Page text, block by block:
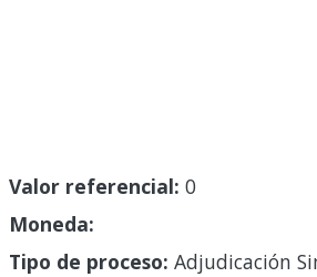
Valor referencial: 0
Moneda:
Tipo de proceso: Adjudicación